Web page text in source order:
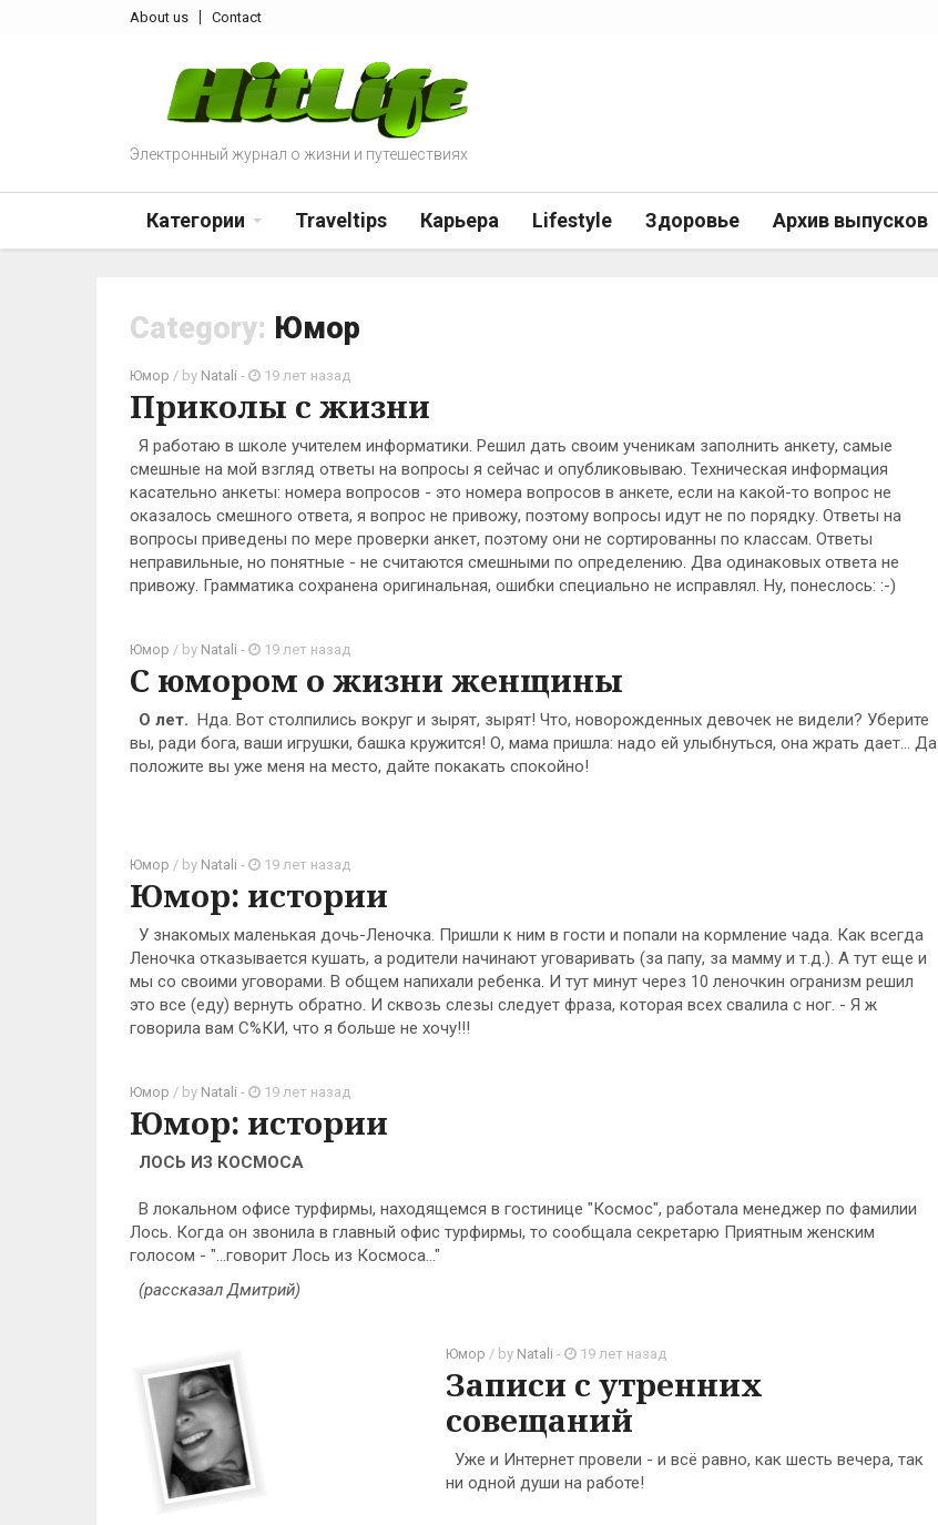
About us Contact
Электронный журнал о жизни и путешествиях
Категории Traveltips Карьера Lifestyle Здоровье Архив выпусков
Category: Юмор
Юмор / by Natali - 19 лет назад
Приколы с жизни
Я работаю в школе учителем информатики. Решил дать своим ученикам заполнить анкету, самые
смешные на мой взгляд ответы на вопросы я сейчас и опубликовываю. Техническая информация
касательно анкеты: номера вопросов - это номера вопросов в анкете, если на какой-то вопрос не
оказалось смешного ответа, я вопрос не привожу, поэтому вопросы идут не по порядку. Ответы на
вопросы приведены по мере проверки анкет, поэтому они не сортированны по классам. Ответы
неправильные, но понятные - не считаются смешными по определению. Два одинаковых ответа не
привожу. Грамматика сохранена оригинальная, ошибки специально не исправлял. Ну, понеслось: :-)
Юмор / by Natali - 19 лет назад
С юмором о жизни женщины
О лет. Нда. Вот столпились вокруг и зырят, зырят! Что, новорожденных девочек не видели? Уберите
вы, ради бога, ваши игрушки, башка кружится! О, мама пришла: надо ей улыбнуться, она жрать дает... Да
положите вы уже меня на место, дайте покакать спокойно!
Юмор / by Natali - 19 лет назад
Юмор: истории
У знакомых маленькая дочь-Леночка. Пришли к ним в гости и попали на кормление чада. Как всегда
Леночка отказывается кушать, а родители начинают уговаривать (за папу, за мамму и т.д.). А тут еще и
мы со своими уговорами. В общем напихали ребенка. И тут минут через 10 леночкин огранизм решил
это все (еду) вернуть обратно. И сквозь слезы следует фраза, которая всех свалила с ног. - Я ж
говорила вам С%КИ, что я больше не хочу!!!
Юмор / by Natali - 19 лет назад
Юмор: истории
ЛОСЬ ИЗ КОСМОСА
В локальном офисе турфирмы, находящемся в гостинице "Космос", работала менеджер по фамилии
Лось. Когда он звонила в главный офис турфирмы, то сообщала секретарю Приятным женским
голосом - "...говорит Лось из Космоса..."
(рассказал Дмитрий)
Юмор / by Natali - 19 лет назад
Записи с утренних
совещаний
Уже и Интернет провели - и всё равно, как шесть вечера, так
ни одной души на работе!